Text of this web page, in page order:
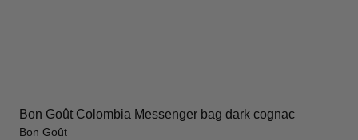
Bon Goût Colombia Messenger bag dark cognac
Bon Goût